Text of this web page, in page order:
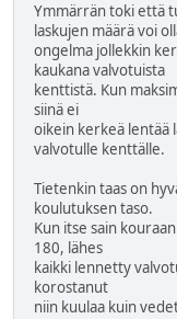
Ymmärrän toki että
laskujen määrä voi
ongelma jollekkin
kaukana valvotuista
kenttistä. Kun
siinä ei
oikein kerkeä lentää
valvotulle kenttälle.
Tietenkin taas on
koulutuksen taso.
Kun itse sain
180, lähes
kaikki lennetty
korostanut
niin kuulaa kuin